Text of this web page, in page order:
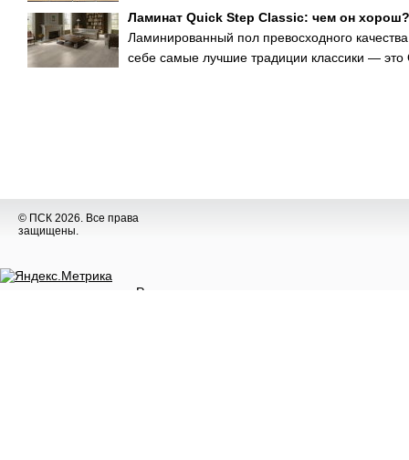
Ламинат Quick Step Classic: чем он хорош?
Ламинированный пол превосходного
себе самые лучшие традиции классики — это
© ПСК 2026. Все права
защищены.
Разное